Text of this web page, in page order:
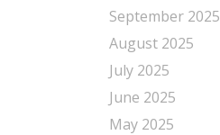
September 2025
August 2025
July 2025
June 2025
May 2025